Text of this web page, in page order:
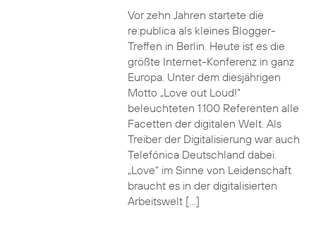
Vor zehn Jahren startete die
re:publica als kleines Blogger-
Treffen in Berlin. Heute ist es die
größte Internet-Konferenz in ganz
Europa. Unter dem diesjährigen
Motto „Love out Loud!“
beleuchteten 1.100 Referenten alle
Facetten der digitalen Welt. Als
Treiber der Digitalisierung war auch
Telefónica Deutschland dabei.
„Love“ im Sinne von Leidenschaft
braucht es in der digitalisierten
Arbeitswelt […]